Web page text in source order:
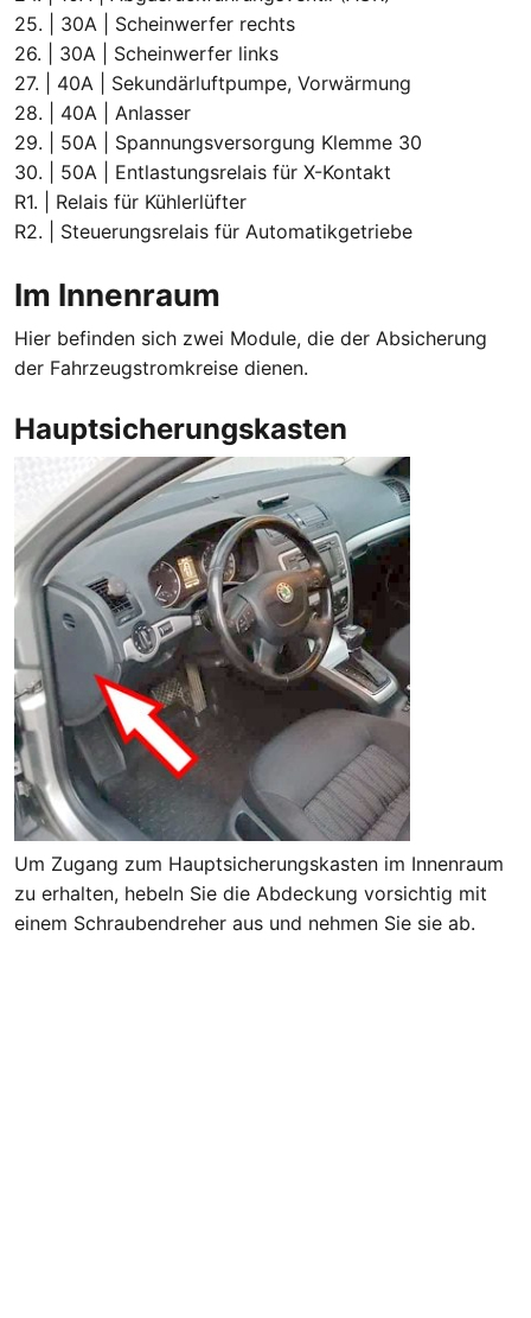
25. | 30A | Scheinwerfer rechts
26. | 30A | Scheinwerfer links
27. | 40A | Sekundärluftpumpe, Vorwärmung
28. | 40A | Anlasser
29. | 50A | Spannungsversorgung Klemme 30
30. | 50A | Entlastungsrelais für X-Kontakt
R1. | Relais für Kühlerlüfter
R2. | Steuerungsrelais für Automatikgetriebe
Im Innenraum
Hier befinden sich zwei Module, die der Absicherung
der Fahrzeugstromkreise dienen.
Hauptsicherungskasten
Um Zugang zum Hauptsicherungskasten im Innenraum
zu erhalten, hebeln Sie die Abdeckung vorsichtig mit
einem Schraubendreher aus und nehmen Sie sie ab.